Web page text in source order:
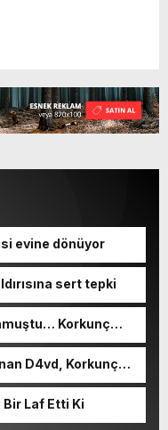
evine dönüyor
sert tepki
Korkunç
D4vd, Korkunç
Laf Etti Ki